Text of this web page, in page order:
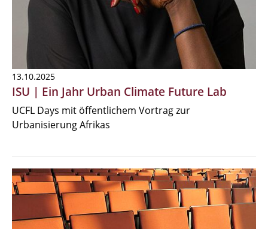
13.10.2025
ISU | Ein Jahr Urban Climate Future Lab
UCFL Days mit öffentlichem Vortrag zur
Urbanisierung Afrikas